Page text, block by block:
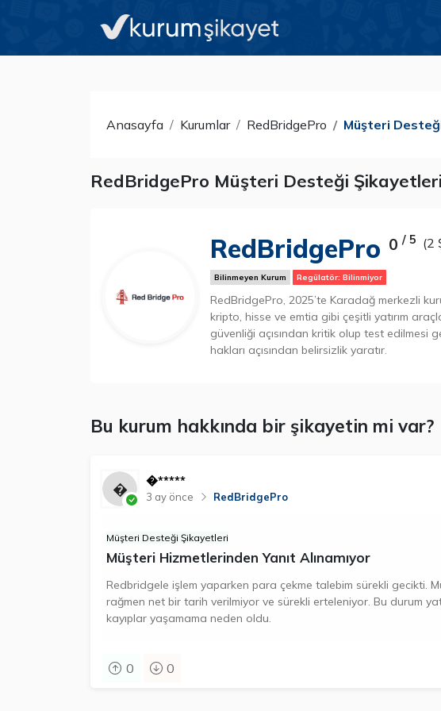
Anasayfa Kurumlar RedBridgePro Müşteri
RedBridgePro Müşteri Desteği Şikayetleri
RedBridgePro 0/ 5 (2
Bilinmeyen Kurum Regülatör: Bilinmiyor
RedBridgePro, 2025’te Karadağ merkezli
kripto, hisse ve emtia gibi çeşitli yatırım
güvenliği açısından kritik olup test edilmesi
hakları açısından belirsizlik yaratır.
Bu kurum hakkında bir şikayetin mi var?
�*****
3 ay önce RedBridgePro
Müşteri Desteği Şikayetleri
Müşteri Hizmetlerinden Yanıt Alınamıyor
Redbridgele işlem yaparken para çekme talebim sürekli gecikti.
rağmen net bir tarih verilmiyor ve sürekli erteleniyor. Bu durum
kayıplar yaşamama neden oldu.
0 0